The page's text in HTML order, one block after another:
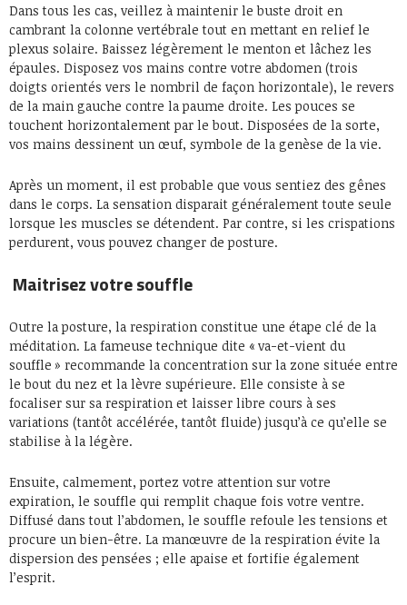
Dans tous les cas, veillez à maintenir le buste droit en
cambrant la colonne vertébrale tout en mettant en relief le
plexus solaire. Baissez légèrement le menton et lâchez les
épaules. Disposez vos mains contre votre abdomen (trois
doigts orientés vers le nombril de façon horizontale), le revers
de la main gauche contre la paume droite. Les pouces se
touchent horizontalement par le bout. Disposées de la sorte,
vos mains dessinent un œuf, symbole de la genèse de la vie.
Après un moment, il est probable que vous sentiez des gênes
dans le corps. La sensation disparait généralement toute seule
lorsque les muscles se détendent. Par contre, si les crispations
perdurent, vous pouvez changer de posture.
Maitrisez votre souffle
Outre la posture, la respiration constitue une étape clé de la
méditation. La fameuse technique dite « va-et-vient du
souffle » recommande la concentration sur la zone située entre
le bout du nez et la lèvre supérieure. Elle consiste à se
focaliser sur sa respiration et laisser libre cours à ses
variations (tantôt accélérée, tantôt fluide) jusqu’à ce qu’elle se
stabilise à la légère.
Ensuite, calmement, portez votre attention sur votre
expiration, le souffle qui remplit chaque fois votre ventre.
Diffusé dans tout l’abdomen, le souffle refoule les tensions et
procure un bien-être. La manœuvre de la respiration évite la
dispersion des pensées ; elle apaise et fortifie également
l’esprit.